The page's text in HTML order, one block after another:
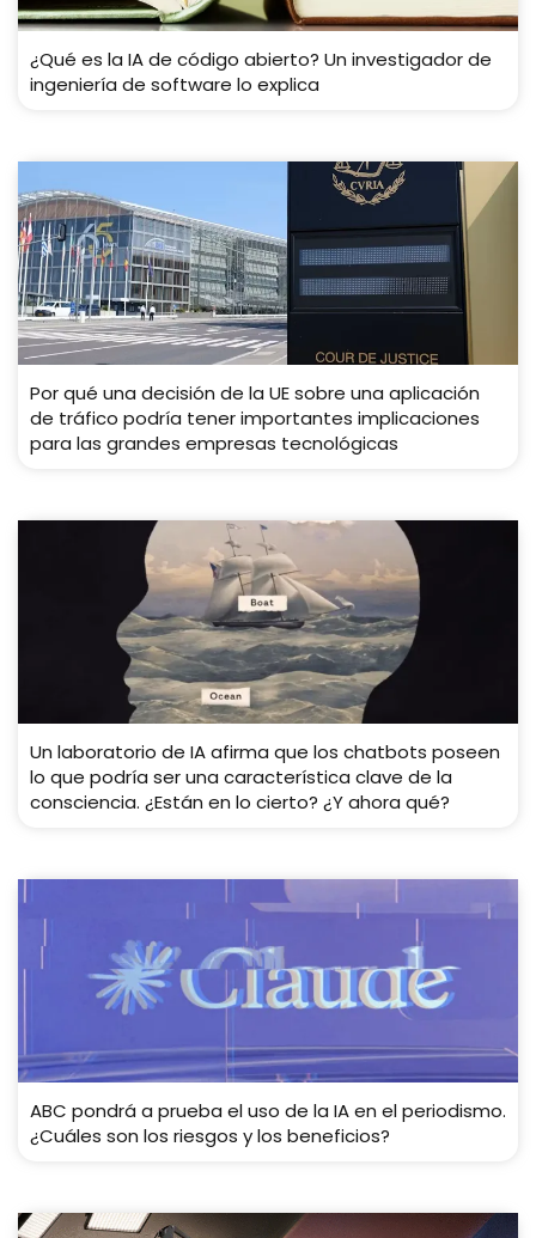
¿Qué es la IA de código abierto? Un investigador de
ingeniería de software lo explica
Por qué una decisión de la UE sobre una aplicación
de tráfico podría tener importantes implicaciones
para las grandes empresas tecnológicas
Un laboratorio de IA afirma que los chatbots poseen
lo que podría ser una característica clave de la
consciencia. ¿Están en lo cierto? ¿Y ahora qué?
ABC pondrá a prueba el uso de la IA en el periodismo.
¿Cuáles son los riesgos y los beneficios?